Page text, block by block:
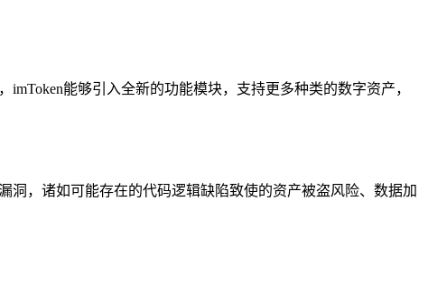
能够引入全新的功能模块，支持更多种类的数字资产，
洞，诸如可能存在的代码逻辑缺陷致使的资产被盗风险、数据加